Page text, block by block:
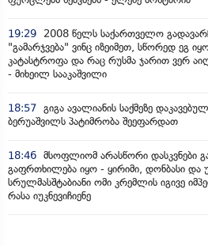
19:29
2008 წელს საქართველო
"გამარჯვება" ვინც იზეიმეთ, სწორედ ეგ
კატასტროფა და რაც რუსმა ჯარით ვერ
- მიხეილ სააკაშვილი
18:57 გიგა ავალიანის საქმეზე
ბერუაშვილს პატიმრობა შეეფარდათ
18:46 მსოფლიომ არასწორი დასკვნები
გაფრთხილება იყო - ყირიმი, დონბასი და
სრულმასშტაბიანი ომი კრემლის იგივე
რასა იუკნევიჩიენე